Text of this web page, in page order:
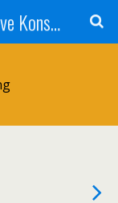
Konsumpf - Forum für kreative Konsumkritik - Culture Jamming, Nachhaltigkeit, Konzernkritik, Adbusting